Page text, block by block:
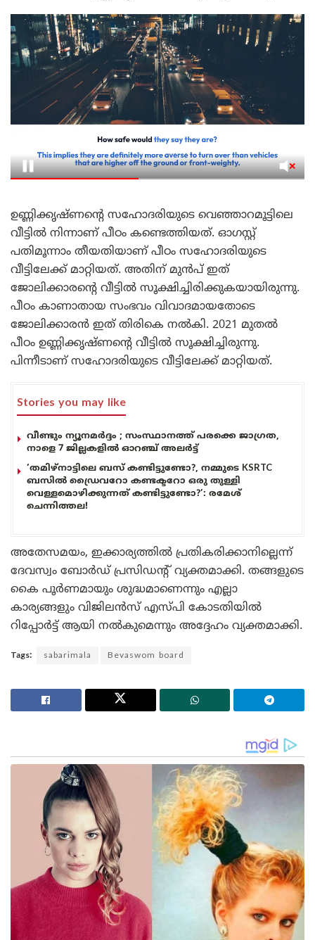
ഉണ്ണിക്കൃഷ്ണന്റെ സഹോദരിയുടെ വെഞ്ഞാറമൂട്ടിലെ
വീട്ടില്‍ നിന്നാണ് പീഠം കണ്ടെത്തിയത്. ഓഗസ്റ്റ്
പതിമൂന്നാം തീയതിയാണ് പീഠം സഹോദരിയുടെ
വീട്ടിലേക്ക് മാറ്റിയത്. അതിന് മുന്‍പ് ഇത്
ജോലിക്കാരന്റെ വീട്ടില്‍ സൂക്ഷിച്ചിരിക്കുകയായിരുന്നു.
പീഠം കാണാതായ സംഭവം വിവാദമായതോടെ
ജോലിക്കാരന്‍ ഇത് തിരികെ നല്‍കി. 2021 മുതല്‍
പീഠം ഉണ്ണിക്കൃഷ്ണന്റെ വീട്ടില്‍ സൂക്ഷിച്ചിരുന്നു.
പിന്നീടാണ് സഹോദരിയുടെ വീട്ടിലേക്ക് മാറ്റിയത്.
Stories you may like
വീണ്ടും ന്യൂനമർദ്ദം ; സംസ്ഥാനത്ത് പരക്കെ ജാഗ്രത,
നാളെ 7 ജില്ലകളിൽ ഓറഞ്ച് അലർട്ട്
‘തമിഴ്‌നാട്ടിലെ ബസ് കണ്ടിട്ടുണ്ടോ?, നമ്മുടെ KSRTC
ബസിൽ ഡ്രൈവറോ കണ്ടക്ടറോ ഒരു തുള്ളി
വെള്ളമൊഴിക്കുന്നത് കണ്ടിട്ടുണ്ടോ?’: രമേശ്
ചെന്നിത്തല!
അതേസമയം, ഇക്കാര്യത്തിൽ പ്രതികരിക്കാനില്ലെന്ന്
ദേവസ്വം ബോർഡ് പ്രസിഡന്റ് വ്യക്തമാക്കി. തങ്ങളുടെ
കൈ പൂർണമായും ശുദ്ധമാണെന്നും എല്ലാ
കാര്യങ്ങളും വിജിലൻസ് എസ്പി കോടതിയിൽ
റിപ്പോർട്ട് ആയി നൽകുമെന്നും അദ്ദേഹം വ്യക്തമാക്കി.
Tags: sabarimala Bevaswom board